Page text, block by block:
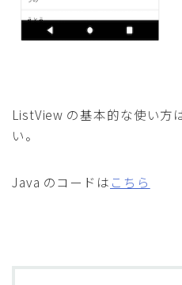
ListView の基本的な使い方
い。
Java のコードは こちら